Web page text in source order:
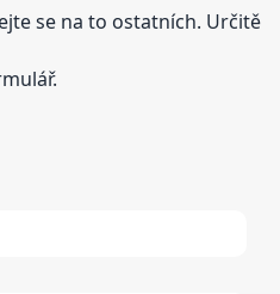
se na to ostatních. Určitě